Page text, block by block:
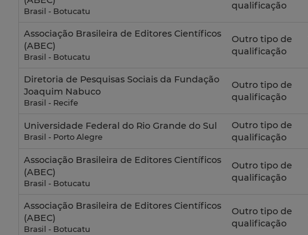
Brasil - Botucatu
qualificação
Associação Brasileira de Editores Científicos
(ABEC)
Brasil - Botucatu
Outro tipo de
qualificação
Diretoria de Pesquisas Sociais da Fundação
Joaquim Nabuco
Brasil - Recife
Outro tipo de
qualificação
Universidade Federal do Rio Grande do Sul
Brasil - Porto Alegre
Outro tipo de
qualificação
Associação Brasileira de Editores Científicos
(ABEC)
Brasil - Botucatu
Outro tipo de
qualificação
Associação Brasileira de Editores Científicos
(ABEC)
Brasil - Botucatu
Outro tipo de
qualificação